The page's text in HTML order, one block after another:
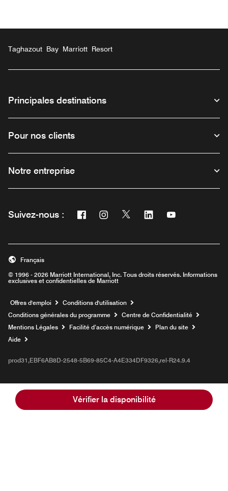
Vérifier la disponibilité
Taghazout Bay Marriott Resort
Principales destinations
Pour nos clients
Notre entreprise
Suivez-nous : Facebook
Ouvre une nouvelle fenêtre
Instagram
Ouvre une nouvelle fenêtre
Twitter
Ouvre une nouvelle fenêtre
Linkedin
Ouvre une nouvelle
Ouvre une
© 1996 - 2026 Marriott International, Inc. Tous droits réservés. Informations
exclusives et confidentielles de Marriott
Français
Offres d'emploi Ouvre une nouvelle fenêtre
Conditions d'utilisation
Conditions générales du programme
Centre de Confidentialité
Mentions Légales
Facilité d’accès numérique
Plan du site
Aide
prod31,EBF6AB8D-2548-5B69-85C4-A4E334DF9326,rel-R24.9.4